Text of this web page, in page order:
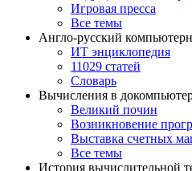
Игровая пресса
Все темы
Англо-русский
ИТ энциклопедия
11029 статей
Словарь
Вычисления в
Великий почин
Возникновение
Выставка счетных
Все темы
История вычислительной